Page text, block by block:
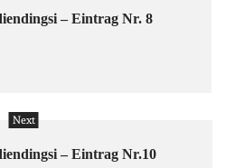
– Eintrag Nr. 8
Next
– Eintrag Nr.10